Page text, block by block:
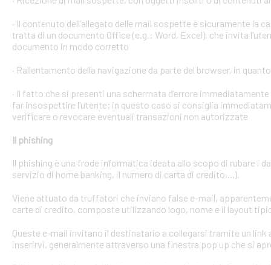
· Il contenuto dell’allegato delle mail sospette è sicuramente
tratta di un documento Office (e.g.: Word, Excel), che invita
documento in modo corretto
· Rallentamento della navigazione da parte del browser, in
· Il fatto che si presenti una schermata d’errore
far insospettire l’utente; in questo caso si consiglia
verificare o revocare eventuali transazioni non autorizzate
Il phishing
Il phishing è una frode informatica ideata allo scopo di rubare i
servizio di home banking, il numero di carta di credito,...).
Viene attuato da truffatori che inviano false e-mail,
carte di credito, composte utilizzando logo, nome e il layout
Queste e-mail invitano il destinatario a collegarsi tramite un
inserirvi, generalmente attraverso una finestra pop up che si